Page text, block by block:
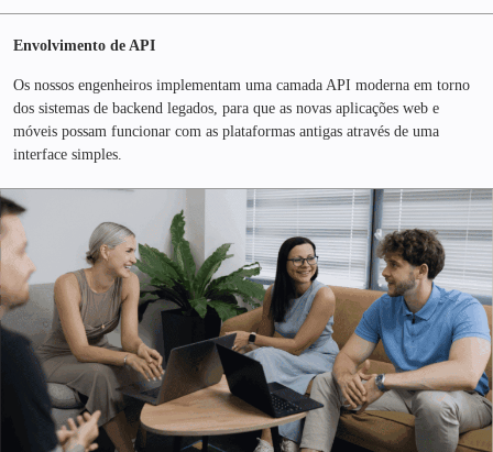
Envolvimento de API
Os nossos engenheiros implementam uma camada API moderna em torno
dos sistemas de backend legados, para que as novas aplicações web e
móveis possam funcionar com as plataformas antigas através de uma
interface simples.